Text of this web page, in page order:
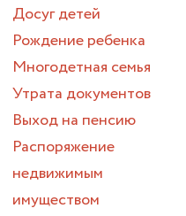
Досуг детей
Рождение ребенка
Многодетная семья
Утрата документов
Выход на пенсию
Распоряжение
недвижимым
имуществом